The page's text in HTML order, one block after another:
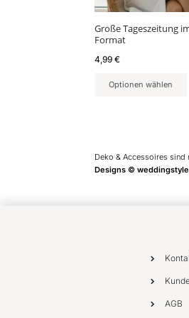
Große Tageszeitung
Format
4,99 €
Optionen wählen
Deko & Accessoires sind
Designs ©
AGB